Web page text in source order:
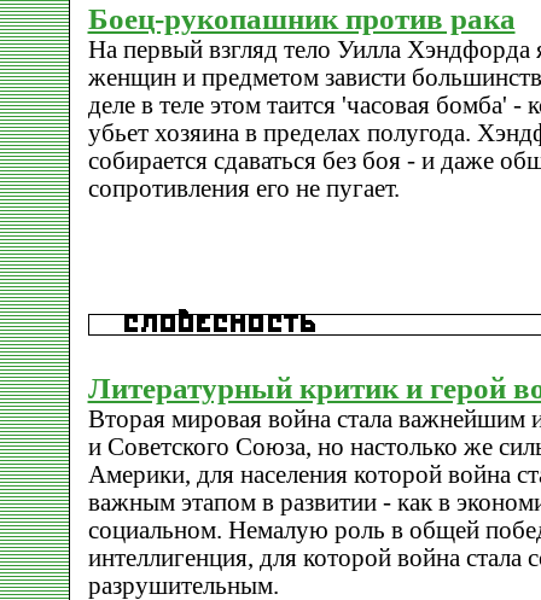
Боец-рукопашник против рака
На первый взгляд тело Уилла Хэндфорда
женщин и предметом зависти
деле в теле этом таится 'часовая бомба' -
убьет хозяина в пределах полугода.
собирается сдаваться без боя - и даже
сопротивления его не пугает.
Литературный критик и герой
Вторая мировая война стала важнейшим
и Советского Союза, но настолько же
Америки, для населения которой война
важным этапом в развитии - как в
социальном. Немалую роль в общей
интеллигенция, для которой война стала
разрушительным.